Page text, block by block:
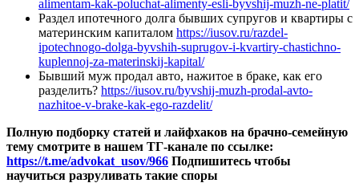
alimentam-kak-poluchat-alimenty-esli-byvshij-muzh-ne-platit/
Раздел ипотечного долга бывших супругов и квартиры с
материнским капиталом https://iusov.ru/razdel-
ipotechnogo-dolga-byvshih-suprugov-i-kvartiry-chastichno-
kuplennoj-za-materinskij-kapital/
Бывший муж продал авто, нажитое в браке, как его
разделить? https://iusov.ru/byvshij-muzh-prodal-avto-
nazhitoe-v-brake-kak-ego-razdelit/
Полную подборку статей и лайфхаков на брачно-семейную
тему смотрите в нашем ТГ-канале по ссылке:
https://t.me/advokat_usov/966 Подпишитесь чтобы
научиться разруливать такие споры